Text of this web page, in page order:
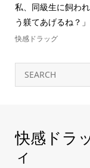
私、同級生に飼わ
う躾てあげるね？
快感ドラッグ
快感ドラ
ィ